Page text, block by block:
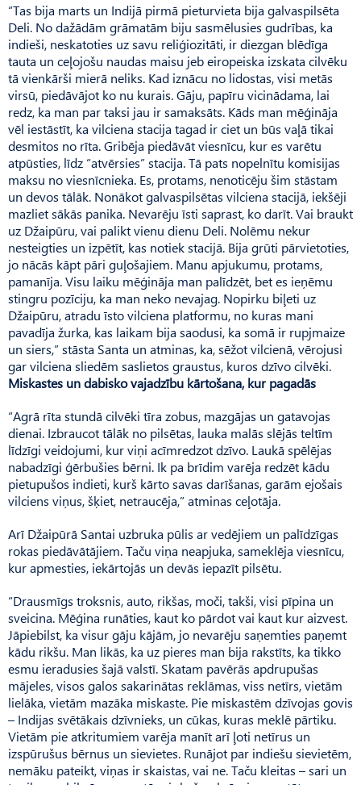
“Tas bija marts un Indijā pirmā pieturvieta bija galvaspilsēta
Deli. No dažādām grāmatām biju sasmēlusies gudrības, ka
indieši, neskatoties uz savu reliģiozitāti, ir diezgan blēdīga
tauta un ceļojošu naudas maisu jeb eiropeiska izskata cilvēku
tā vienkārši mierā neliks. Kad iznācu no lidostas, visi metās
virsū, piedāvājot ko nu kurais. Gāju, papīru vicinādama, lai
redz, ka man par taksi jau ir samaksāts. Kāds man mēģināja
vēl iestāstīt, ka vilciena stacija tagad ir ciet un būs vaļā tikai
desmitos no rīta. Gribēja piedāvāt viesnīcu, kur es varētu
atpūsties, līdz “atvērsies” stacija. Tā pats nopelnītu komisijas
maksu no viesnīcnieka. Es, protams, nenoticēju šim stāstam
un devos tālāk. Nonākot galvaspilsētas vilciena stacijā, iekšēji
mazliet sākās panika. Nevarēju īsti saprast, ko darīt. Vai braukt
uz Džaipūru, vai palikt vienu dienu Deli. Nolēmu nekur
nesteigties un izpētīt, kas notiek stacijā. Bija grūti pārvietoties,
jo nācās kāpt pāri guļošajiem. Manu apjukumu, protams,
pamanīja. Visu laiku mēģināja man palīdzēt, bet es ieņēmu
stingru pozīciju, ka man neko nevajag. Nopirku biļeti uz
Džaipūru, atradu īsto vilciena platformu, no kuras mani
pavadīja žurka, kas laikam bija saodusi, ka somā ir rupjmaize
un siers,” stāsta Santa un atminas, ka, sēžot vilcienā, vērojusi
gar vilciena sliedēm saslietos graustus, kuros dzīvo cilvēki.
Miskastes un dabisko vajadzību kārtošana, kur pagadās
“Agrā rīta stundā cilvēki tīra zobus, mazgājas un gatavojas
dienai. Izbraucot tālāk no pilsētas, lauka malās slējās teltīm
līdzīgi veidojumi, kur viņi acīmredzot dzīvo. Laukā spēlējas
nabadzīgi ģērbušies bērni. Ik pa brīdim varēja redzēt kādu
pietupušos indieti, kurš kārto savas darīšanas, garām ejošais
vilciens viņus, šķiet, netraucēja,” atminas ceļotāja.
Arī Džaipūrā Santai uzbruka pūlis ar vedējiem un palīdzīgas
rokas piedāvātājiem. Taču viņa neapjuka, sameklēja viesnīcu,
kur apmesties, iekārtojās un devās iepazīt pilsētu.
“Drausmīgs troksnis, auto, rikšas, moči, takši, visi pīpina un
sveicina. Mēģina runāties, kaut ko pārdot vai kaut kur aizvest.
Jāpiebilst, ka visur gāju kājām, jo nevarēju saņemties paņemt
kādu rikšu. Man likās, ka uz pieres man bija rakstīts, ka tikko
esmu ieradusies šajā valstī. Skatam pavērās apdrupušas
mājeles, visos galos sakarinātas reklāmas, viss netīrs, vietām
lielāka, vietām mazāka miskaste. Pie miskastēm dzīvojas govis
– Indijas svētākais dzīvnieks, un cūkas, kuras meklē pārtiku.
Vietām pie atkritumiem varēja manīt arī ļoti netīrus un
izspūrušus bērnus un sievietes. Runājot par indiešu sievietēm,
nemāku pateikt, viņas ir skaistas, vai ne. Taču kleitas – sari un